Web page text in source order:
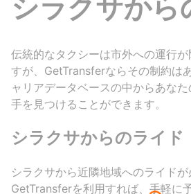
シラクサから
伝統的なタクシーは市外への運行
すが、GetTransferならその制約は
ャリアデータベースの中からあな
手を見つけることができます。
シラクサからのライド
シラクサから近隣地域へのライドが
GetTransferを利用すれば、手軽に